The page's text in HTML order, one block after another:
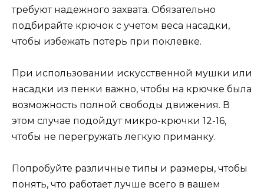
требуют надежного захвата. Обязательно
подбирайте крючок с учетом веса насадки,
чтобы избежать потерь при поклевке.
При использовании искусственной мушки или
насадки из пенки важно, чтобы на крючке была
возможность полной свободы движения. В
этом случае подойдут микро-крючки 12-16,
чтобы не перегружать легкую приманку.
Попробуйте различные типы и размеры, чтобы
понять, что работает лучше всего в вашем